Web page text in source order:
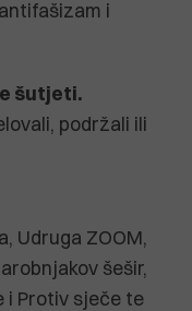
i
šutjeti.
podržali ili
Udruga ZOOM,
šešir,
i Protiv sječe te